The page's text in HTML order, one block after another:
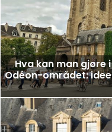
Hva kan man
Odéon-området: